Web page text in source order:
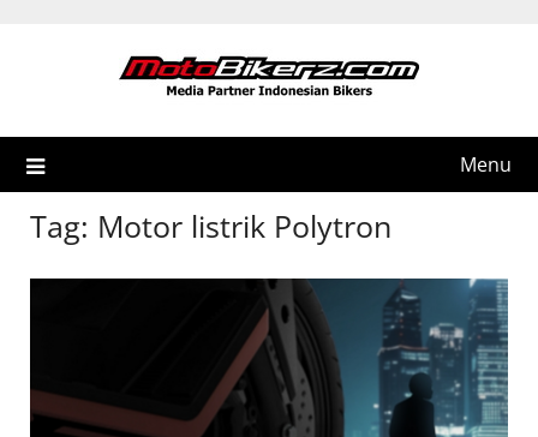
Menu
Tag: Motor listrik Polytron